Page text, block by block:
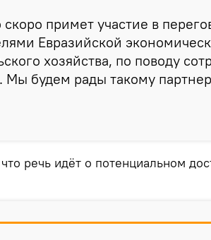
примет участие в
Евразийской
хозяйства, по поводу
будем рады такому
речь идёт о потенциальном